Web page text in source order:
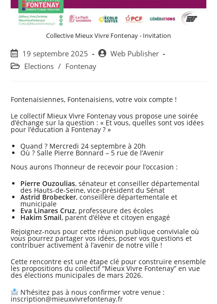
Collective Mieux Vivre Fontenay - Invitation
Post
published:
19 septembre 2025
PostWeb Publisher
Post Elections / Fontenay
Fontenaisiennes, Fontenaisiens, votre voix compte !
Le collectif Mieux Vivre Fontenay vous propose une soirée
d’échange sur la question : « Et vous, quelles sont vos idées
pour l’éducation à Fontenay ? »
Quand ? Mercredi 24 septembre à 20h
Où ? Salle Pierre Bonnard – 5 rue de l’Avenir
Nous aurons l’honneur de recevoir pour l’occasion :
Pierre Ouzoulias, sénateur et conseiller départemental
des Hauts-de-Seine, vice-président du Sénat
Astrid Brobecker, conseillère départementale et
municipale
Eva Linares Cruz, professeure des écoles
Hakim Smail, parent d’élève et citoyen engagé
Rejoignez-nous pour cette réunion publique conviviale où
vous pourrez partager vos idées, poser vos questions et
contribuer activement à l’avenir de notre ville !
Cette rencontre est une étape clé pour construire ensemble
les propositions du collectif “Mieux Vivre Fontenay” en vue
des élections municipales de mars 2026.
N‘hésitez pas à nous confirmer votre venue :
inscription@mieuxvivrefontenay.fr